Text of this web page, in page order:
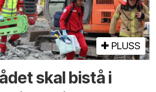
PLUSS
skal bistå i